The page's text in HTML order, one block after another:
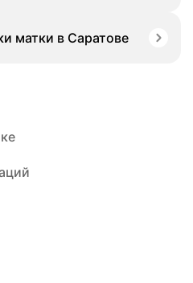
матки в Саратове